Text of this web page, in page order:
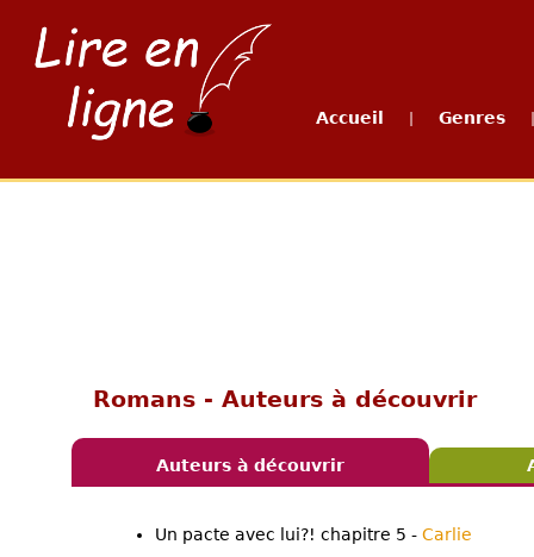
Accueil Genres
Romans - Auteurs à découvrir
Auteurs à découvrir
Un pacte avec lui?! chapitre 5 - Carlie